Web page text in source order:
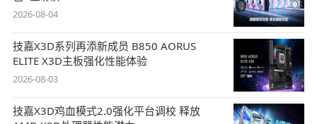
2026-08-04
技嘉X3D系列再添新成员 B850 AORUS
ELITE X3D主板强化性能体验
2026-08-03
技嘉X3D鸡血模式2.0强化平台调校 释放